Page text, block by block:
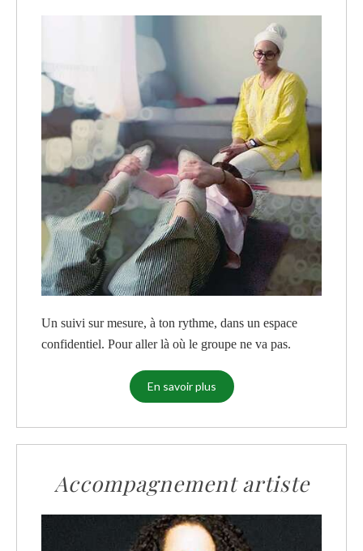
Un suivi sur mesure, à ton rythme, dans un espace
confidentiel. Pour aller là où le groupe ne va pas.
En savoir plus
Accompagnement artiste